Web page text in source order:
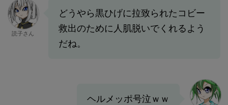
読子さん
どうやら黒ひげに拉致られたコビー
救出のために人肌脱いでくれるよう
だね。
ヘルメッポ号泣ｗｗ